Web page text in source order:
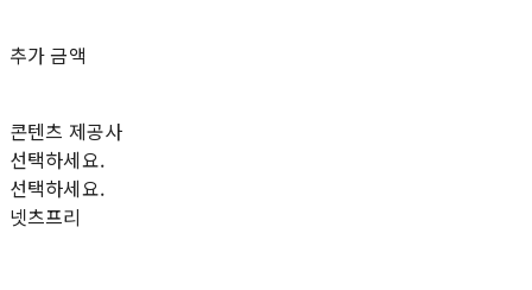
추가 금액
콘텐츠 제공사
선택하세요.
선택하세요.
넷츠프리